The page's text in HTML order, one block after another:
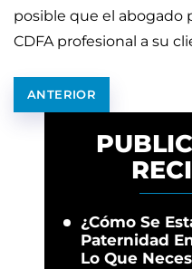
posible que el abogado
CDFA profesional a su
ANTERIOR
¿Cómo Se
Paternidad
Lo Que